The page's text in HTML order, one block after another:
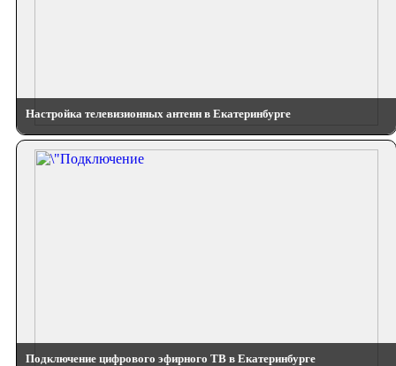
Настройка телевизионных антенн в Екатеринбурге
Подключение цифрового эфирного ТВ в Екатеринбурге